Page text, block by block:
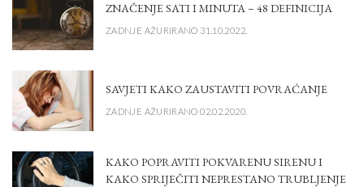
ZNAČENJE SATI I MINUTA – 48 DEFINICIJA
ZADNJE AŽURIRANO 31.10.2022.
SAVJETI KAKO ZAUSTAVITI POVRAĆANJE
ZADNJE AŽURIRANO 02.02.2020.
KAKO POPRAVITI POKVARENU SIRENU I
KAKO SPRIJEČITI NEPRESTANO TRUBLJENJE